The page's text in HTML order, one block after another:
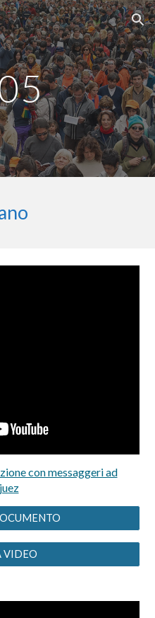
Skip to navigation
con messaggeri ad
VIDEO